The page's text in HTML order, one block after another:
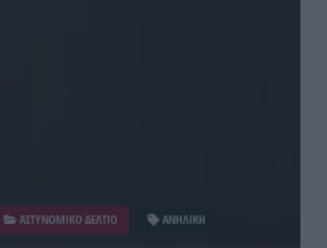
ΑΣΤΥΝΟΜΙΚΟ ΔΕΛΤΙΟ ΑΝΗΛΙΚΗ